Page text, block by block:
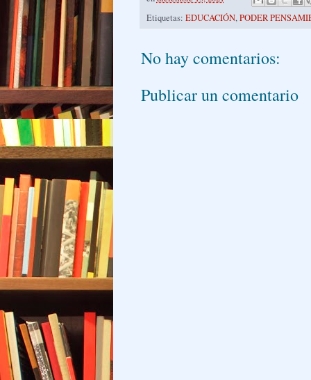
Etiquetas: EDUCACIÓN,PODER
No hay comentarios:
Publicar un comentario